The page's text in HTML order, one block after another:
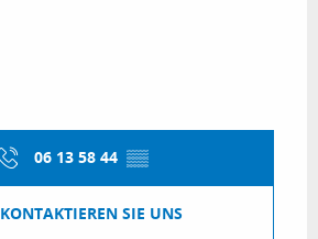
06 13 58 44 ▒▒
KONTAKTIEREN SIE UNS